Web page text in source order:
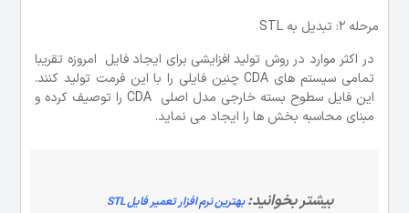
مرحله 2: تبدیل به STL
در اکثر موارد در روش تولید افزایشی برای ایجاد فایل امروزه تقریبا
تمامی سیستم های CDA چنین فایلی را با این فرمت تولید کنند.
این فایل سطوح بسته خارجی مدل اصلی CDA را توصیف کرده و
مبنای محاسبه بخش ها را ایجاد می نماید.
بیشتر بخوانید:بهترین نرم افزار تعمیر فایل STL